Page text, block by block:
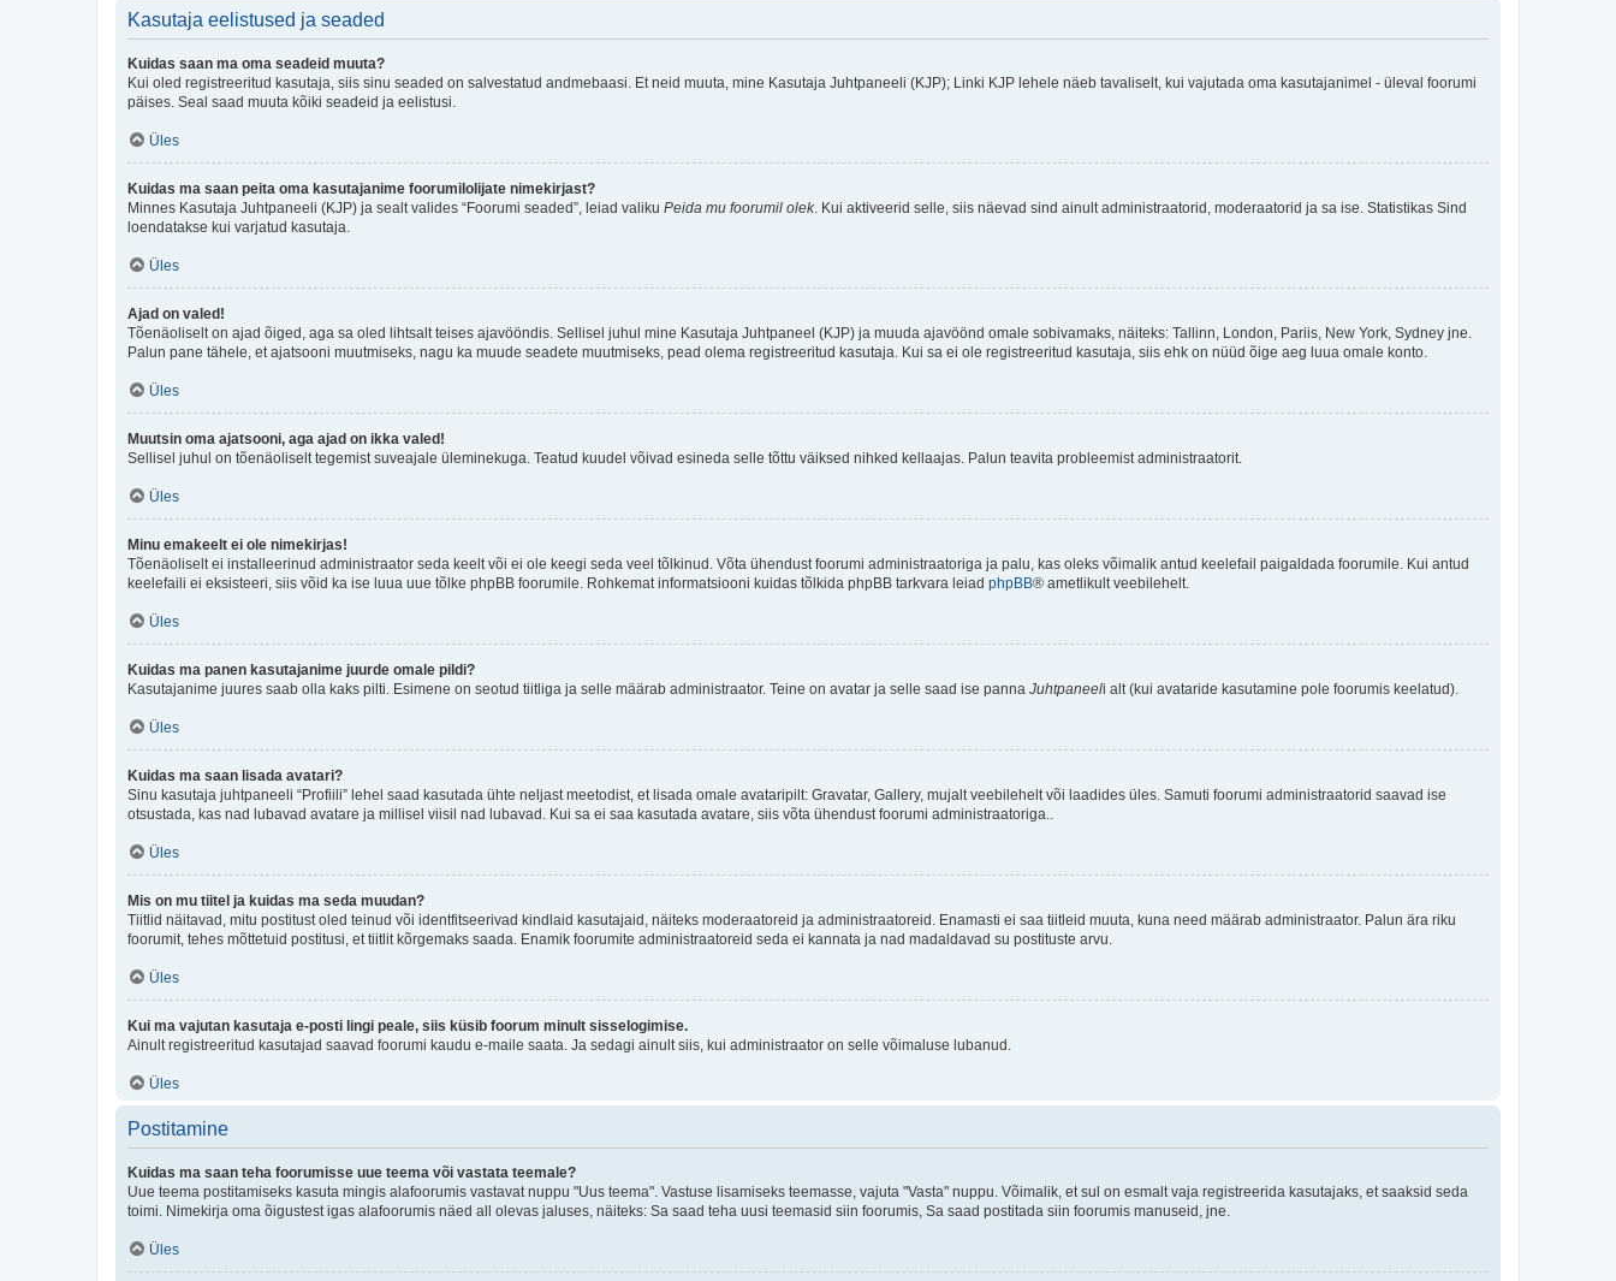
Kasutaja eelistused ja seaded
Kuidas saan ma oma seadeid muuta?
Kui oled registreeritud kasutaja, siis sinu seaded on salvestatud andmebaasi. Et neid muuta, mine Kasutaja Juhtpaneeli (KJP); Linki KJP lehele näeb tavaliselt, kui vajutada oma kasutajanimel - üleval foorumi
päises. Seal saad muuta kõiki seadeid ja eelistusi.
Üles
Kuidas ma saan peita oma kasutajanime foorumilolijate nimekirjast?
Minnes Kasutaja Juhtpaneeli (KJP) ja sealt valides “Foorumi seaded”, leiad valiku Peida mu foorumil olek. Kui aktiveerid selle, siis näevad sind ainult administraatorid, moderaatorid ja sa ise. Statistikas Sind
loendatakse kui varjatud kasutaja.
Üles
Ajad on valed!
Tõenäoliselt on ajad õiged, aga sa oled lihtsalt teises ajavööndis. Sellisel juhul mine Kasutaja Juhtpaneel (KJP) ja muuda ajavöönd omale sobivamaks, näiteks: Tallinn, London, Pariis, New York, Sydney jne.
Palun pane tähele, et ajatsooni muutmiseks, nagu ka muude seadete muutmiseks, pead olema registreeritud kasutaja. Kui sa ei ole registreeritud kasutaja, siis ehk on nüüd õige aeg luua omale konto.
Üles
Muutsin oma ajatsooni, aga ajad on ikka valed!
Sellisel juhul on tõenäoliselt tegemist suveajale üleminekuga. Teatud kuudel võivad esineda selle tõttu väiksed nihked kellaajas. Palun teavita probleemist administraatorit.
Üles
Minu emakeelt ei ole nimekirjas!
Tõenäoliselt ei installeerinud administraator seda keelt või ei ole keegi seda veel tõlkinud. Võta ühendust foorumi administraatoriga ja palu, kas oleks võimalik antud keelefail paigaldada foorumile. Kui antud
keelefaili ei eksisteeri, siis võid ka ise luua uue tõlke phpBB foorumile. Rohkemat informatsiooni kuidas tõlkida phpBB tarkvara leiad phpBB® ametlikult veebilehelt.
Üles
Kuidas ma panen kasutajanime juurde omale pildi?
Kasutajanime juures saab olla kaks pilti. Esimene on seotud tiitliga ja selle määrab administraator. Teine on avatar ja selle saad ise panna Juhtpaneeli alt (kui avataride kasutamine pole foorumis keelatud).
Üles
Kuidas ma saan lisada avatari?
Sinu kasutaja juhtpaneeli “Profiili” lehel saad kasutada ühte neljast meetodist, et lisada omale avataripilt: Gravatar, Gallery, mujalt veebilehelt või laadides üles. Samuti foorumi administraatorid saavad ise
otsustada, kas nad lubavad avatare ja millisel viisil nad lubavad. Kui sa ei saa kasutada avatare, siis võta ühendust foorumi administraatoriga..
Üles
Mis on mu tiitel ja kuidas ma seda muudan?
Tiitlid näitavad, mitu postitust oled teinud või identfitseerivad kindlaid kasutajaid, näiteks moderaatoreid ja administraatoreid. Enamasti ei saa tiitleid muuta, kuna need määrab administraator. Palun ära riku
foorumit, tehes mõttetuid postitusi, et tiitlit kõrgemaks saada. Enamik foorumite administraatoreid seda ei kannata ja nad madaldavad su postituste arvu.
Üles
Kui ma vajutan kasutaja e-posti lingi peale, siis küsib foorum minult sisselogimise.
Ainult registreeritud kasutajad saavad foorumi kaudu e-maile saata. Ja sedagi ainult siis, kui administraator on selle võimaluse lubanud.
Üles
Postitamine
Kuidas ma saan teha foorumisse uue teema või vastata teemale?
Uue teema postitamiseks kasuta mingis alafoorumis vastavat nuppu "Uus teema". Vastuse lisamiseks teemasse, vajuta "Vasta" nuppu. Võimalik, et sul on esmalt vaja registreerida kasutajaks, et saaksid seda
toimi. Nimekirja oma õigustest igas alafoorumis näed all olevas jaluses, näiteks: Sa saad teha uusi teemasid siin foorumis, Sa saad postitada siin foorumis manuseid, jne.
Üles